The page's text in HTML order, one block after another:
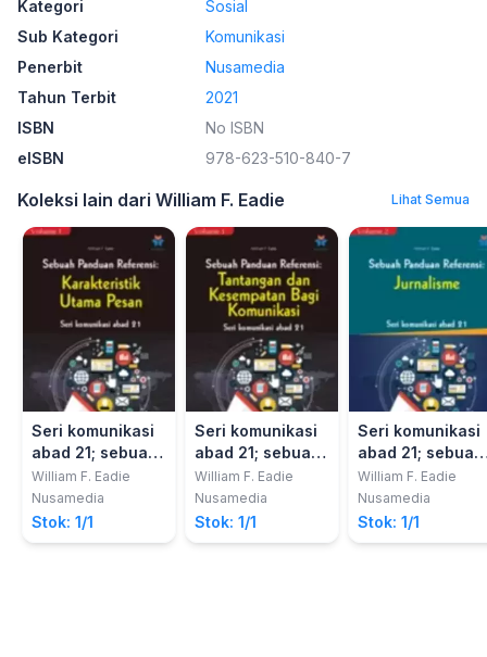
Kategori
Sosial
Sub Kategori
Komunikasi
Penerbit
Nusamedia
Tahun Terbit
2021
ISBN
No ISBN
eISBN
978-623-510-840-7
Koleksi lain dari William F. Eadie Lihat Semua
Seri komunikasi
abad 21; sebuah
panduan
referensi vol. 1,
Karakteristik
utama pesan
William F. Eadie
Nusamedia
Stok: 1/1
Seri komunikasi
abad 21; sebuah
panduan
referensi vol. 1,
Tantangan dan
kesempatan bagi
William F. Eadie
Nusamedia
Stok: 1/1
Seri komunikasi
abad 21; sebuah
panduan
referensi vol. 2,
Jurnalisme
William F. Eadie
Nusamedia
Stok: 1/1